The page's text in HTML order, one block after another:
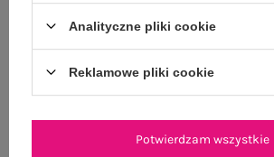
OPIS PRODUKTU
GŁÓWNE PARAMETRY
Analityczne pliki cookie
Reklamowe pliki cookie
Potwierdzam wszystkie